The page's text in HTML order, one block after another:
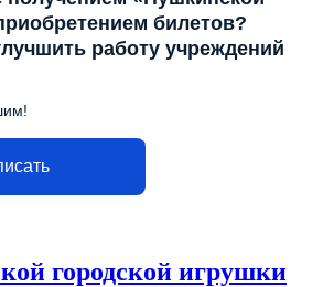
билетов?
работу учреждений
городской игрушки